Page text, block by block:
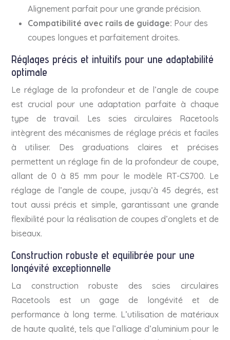
Alignement parfait pour une grande précision.
Compatibilité avec rails de guidage: Pour des
coupes longues et parfaitement droites.
Réglages précis et intuitifs pour une adaptabilité
optimale
Le réglage de la profondeur et de l’angle de coupe
est crucial pour une adaptation parfaite à chaque
type de travail. Les scies circulaires Racetools
intègrent des mécanismes de réglage précis et faciles
à utiliser. Des graduations claires et précises
permettent un réglage fin de la profondeur de coupe,
allant de 0 à 85 mm pour le modèle RT-CS700. Le
réglage de l’angle de coupe, jusqu’à 45 degrés, est
tout aussi précis et simple, garantissant une grande
flexibilité pour la réalisation de coupes d’onglets et de
biseaux.
Construction robuste et equilibrée pour une
longévité exceptionnelle
La construction robuste des scies circulaires
Racetools est un gage de longévité et de
performance à long terme. L’utilisation de matériaux
de haute qualité, tels que l’alliage d’aluminium pour le